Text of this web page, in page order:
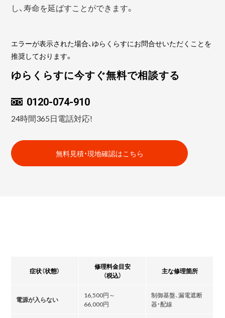
し、寿命を延ばすことができます。
エラーが表示された場合、ゆらくらすにお問合せいただくことを
推奨しております。
ゆらくらすに今すぐ無料で相談する
0120-074-910
24時間365日電話対応!
無料見積・現地確認はこちら
症状（状態）
修理料金目安
（税込）
主な修理箇所
電源が入らない
16,500円～
66,000円
制御基盤、漏電遮断
器・配線